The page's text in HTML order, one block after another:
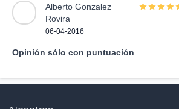
Alberto Gonzalez
Rovira
06-04-2016
Opinión sólo con puntuación